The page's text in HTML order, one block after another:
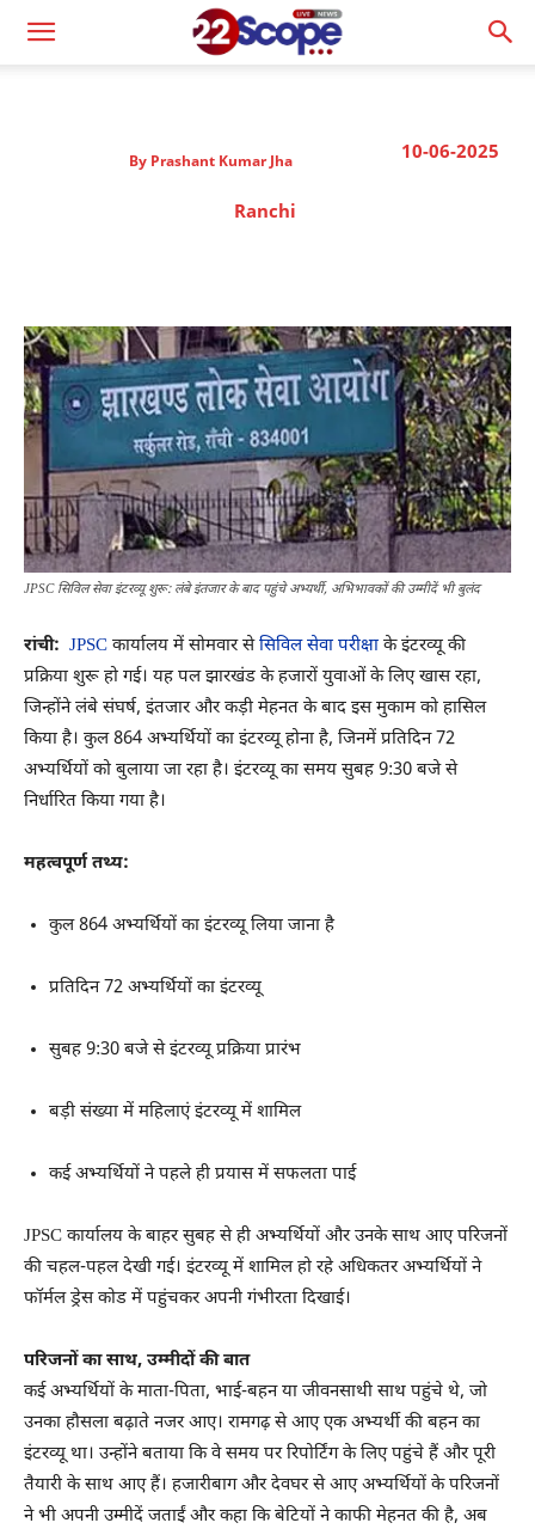
10-06-2025
By Prashant Kumar Jha
Ranchi
JPSC सिविल सेवा इंटरव्यू शुरू: लंबे इंतजार के बाद पहुंचे अभ्यर्थी, अभिभावकों की उम्मीदें भी बुलंद
रांची: JPSC कार्यालय में सोमवार सेसिविल सेवा परीक्षाके इंटरव्यू की
प्रक्रिया शुरू हो गई। यह पल झारखंड के हजारों युवाओं के लिए खास रहा,
जिन्होंने लंबे संघर्ष, इंतजार और कड़ी मेहनत के बाद इस मुकाम को हासिल
किया है। कुल 864 अभ्यर्थियों का इंटरव्यू होना है, जिनमें प्रतिदिन 72
अभ्यर्थियों को बुलाया जा रहा है। इंटरव्यू का समय सुबह 9:30 बजे से
निर्धारित किया गया है।
महत्वपूर्ण तथ्य:
कुल 864 अभ्यर्थियों का इंटरव्यू लिया जाना है
प्रतिदिन 72 अभ्यर्थियों का इंटरव्यू
सुबह 9:30 बजे से इंटरव्यू प्रक्रिया प्रारंभ
बड़ी संख्या में महिलाएं इंटरव्यू में शामिल
कई अभ्यर्थियों ने पहले ही प्रयास में सफलता पाई
JPSC कार्यालय के बाहर सुबह से ही अभ्यर्थियों और उनके साथ आए परिजनों
की चहल-पहल देखी गई। इंटरव्यू में शामिल हो रहे अधिकतर अभ्यर्थियों ने
फॉर्मल ड्रेस कोड में पहुंचकर अपनी गंभीरता दिखाई।
परिजनों का साथ, उम्मीदों की बात
कई अभ्यर्थियों के माता-पिता, भाई-बहन या जीवनसाथी साथ पहुंचे थे, जो
उनका हौसला बढ़ाते नजर आए। रामगढ़ से आए एक अभ्यर्थी की बहन का
इंटरव्यू था। उन्होंने बताया कि वे समय पर रिपोर्टिंग के लिए पहुंचे हैं और पूरी
तैयारी के साथ आए हैं। हजारीबाग और देवघर से आए अभ्यर्थियों के परिजनों
ने भी अपनी उम्मीदें जताईं और कहा कि बेटियों ने काफी मेहनत की है, अब